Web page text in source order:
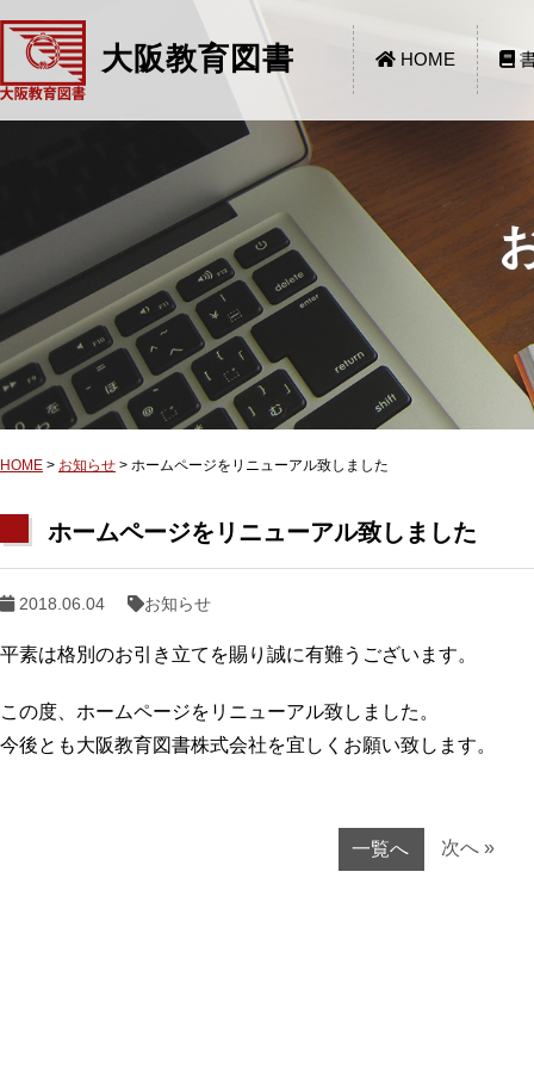
大阪教育図書 HOME
HOME > お知らせ > ホームページをリニューアル致しました
ホームページをリニューアル致しました
2018.06.04 お知らせ
平素は格別のお引き立てを賜り誠に有難うございます。
この度、ホームページをリニューアル致しました。
今後とも大阪教育図書株式会社を宜しくお願い致します。
一覧へ 次へ »